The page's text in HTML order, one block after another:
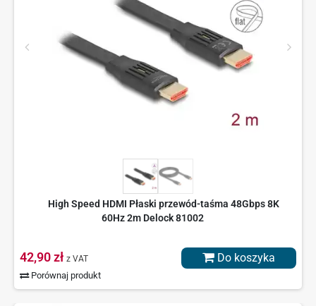
High Speed HDMI Płaski przewód-taśma 48Gbps 8K
60Hz 2m Delock 81002
42,90 zł z VAT
Porównaj produkt
Do koszyka